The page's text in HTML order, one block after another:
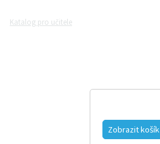
Katalog pro učitele
Zobrazit košík